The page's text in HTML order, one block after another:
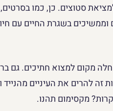
סטוצים. כן, כמו
בשגרת החיים עם
מקום למצוא חתיכים.
זה להרים את העיניים
מקסימום תהנו.